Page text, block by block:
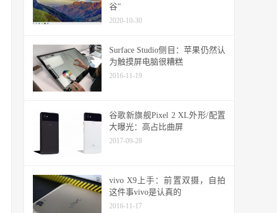
谷”
2020-10-30
Surface Studio侧目：苹果仍然认
为触摸屏电脑很糟糕
2016-11-19
谷歌新旗舰Pixel 2 XL外形/配置
大曝光：高占比曲屏
2017-09-28
vivo X9上手：前置双摄，自拍
这件事vivo是认真的
2016-11-17